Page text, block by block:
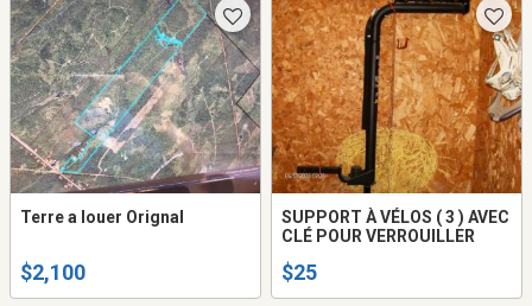
Terre a louer Orignal
$2,100
SUPPORT À VÉLOS ( 3 ) AVEC
CLÉ POUR VERROUILLER
$25